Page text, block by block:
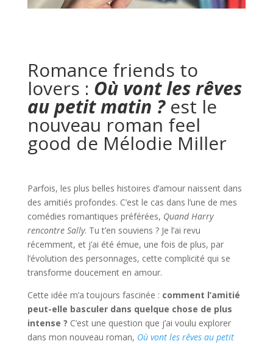
Romance friends to
lovers : Où vont les rêves
au petit matin ? est le
nouveau roman feel
good de Mélodie Miller
Parfois, les plus belles histoires d’amour naissent dans
des amitiés profondes. C’est le cas dans l’une de mes
comédies romantiques préférées, Quand Harry
rencontre Sally. Tu t’en souviens ? Je l’ai revu
récemment, et j’ai été émue, une fois de plus, par
l’évolution des personnages, cette complicité qui se
transforme doucement en amour.
Cette idée m’a toujours fascinée : comment l’amitié
peut-elle basculer dans quelque chose de plus
intense ? C’est une question que j’ai voulu explorer
dans mon nouveau roman, Où vont les rêves au petit